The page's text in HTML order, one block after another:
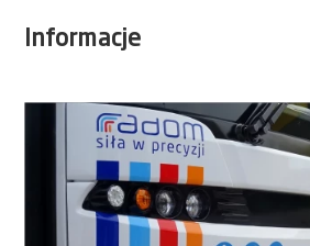
Informacje